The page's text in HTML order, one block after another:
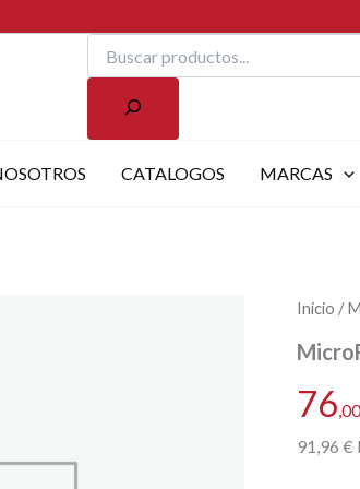
Buscar
CATALOGOS MARCAS
Inicio /
76,00
91,96 €